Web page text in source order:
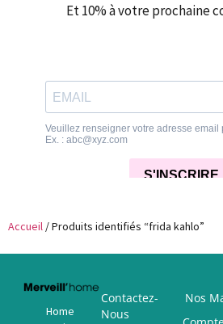
Et 10% à votre prochaine
Accueil / Produits identifiés “frida kahlo”
Home
Contactez-
Nous
Nos